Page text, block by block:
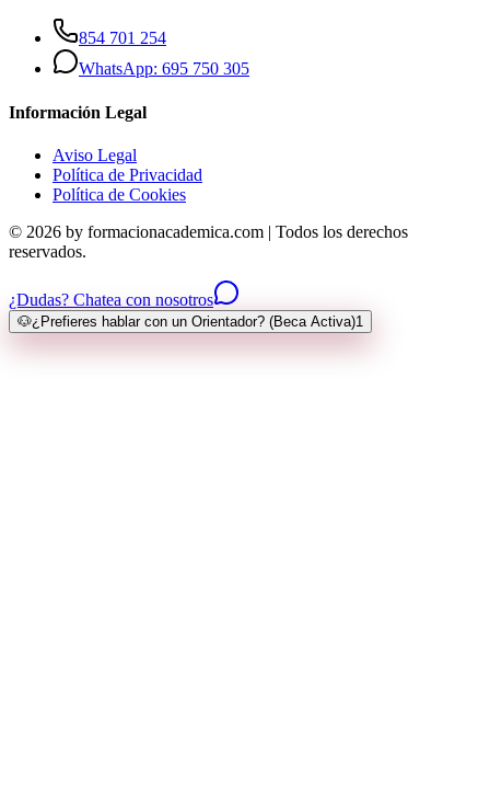
854 701 254
WhatsApp: 695 750 305
Información Legal
Aviso Legal
Política de Privacidad
Política de Cookies
© 2026 by formacionacademica.com | Todos los derechos
reservados.
¿Dudas? Chatea con nosotros
🐶¿Prefieres hablar con un Orientador? (Beca Activa)1